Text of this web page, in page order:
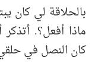
بالحلاقة لي كان
ماذا أفعل؟.
كان النصل في